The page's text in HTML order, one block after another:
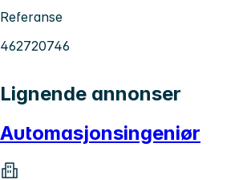
Referanse
462720746
Lignende annonser
Automasjonsingeniør